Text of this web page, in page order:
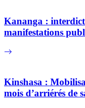
Kananga :
manifestations
Kinshasa :
mois d’arriérés de